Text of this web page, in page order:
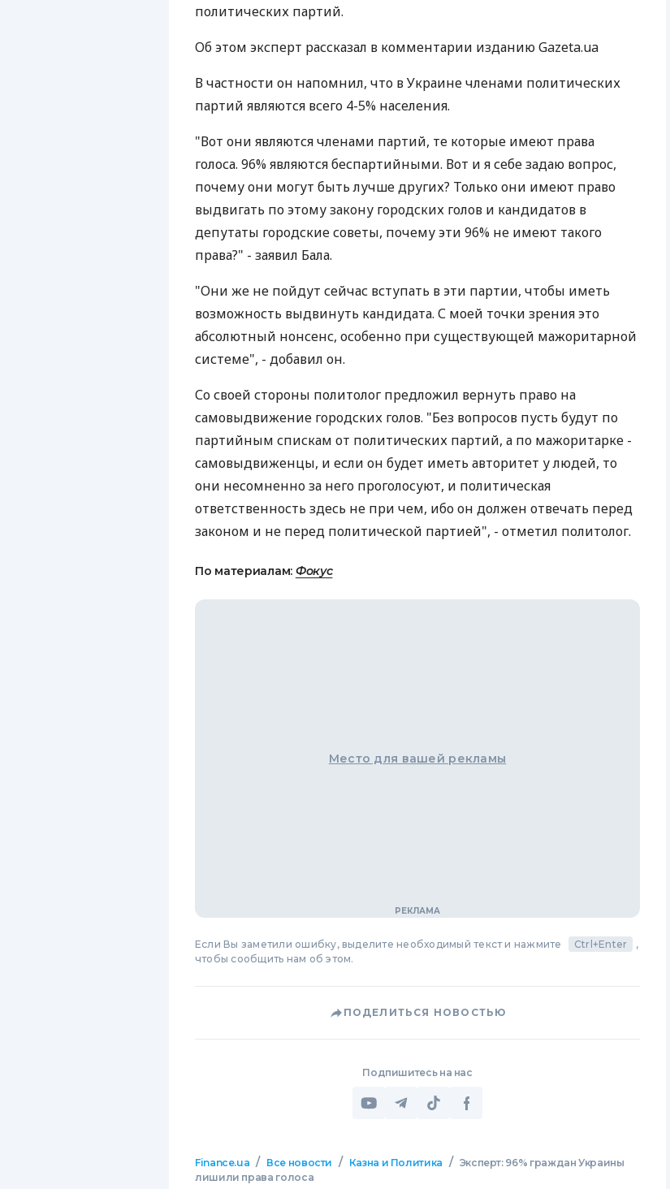
КЕШБЭКА
БАНКОВСКИМ КАРТАМ
политических партий.
Об этом эксперт рассказал в комментарии изданию Gazeta.ua
В частности он напомнил, что в Украине членами политических
партий являются всего 4-5% населения.
"Вот они являются членами партий, те которые имеют права
голоса. 96% являются беспартийными. Вот и я себе задаю вопрос,
почему они могут быть лучше других? Только они имеют право
выдвигать по этому закону городских голов и кандидатов в
депутаты городские советы, почему эти 96% не имеют такого
права?" - заявил Бала.
"Они же не пойдут сейчас вступать в эти партии, чтобы иметь
возможность выдвинуть кандидата. С моей точки зрения это
абсолютный нонсенс, особенно при существующей мажоритарной
системе", - добавил он.
Со своей стороны политолог предложил вернуть право на
самовыдвижение городских голов. "Без вопросов пусть будут по
партийным спискам от политических партий, а по мажоритарке -
самовыдвиженцы, и если он будет иметь авторитет у людей, то
они несомненно за него проголосуют, и политическая
ответственность здесь не при чем, ибо он должен отвечать перед
законом и не перед политической партией", - отметил политолог.
По материалам: Фокус
Место для вашей рекламы
Если Вы заметили ошибку, выделите необходимый текст и нажмите Ctrl+Enter
,
чтобы сообщить нам об этом.
ПОДЕЛИТЬСЯ НОВОСТЬЮ
Подпишитесь на нас
Finance.ua / Все новости / Казна и Политика / Эксперт: 96% граждан Украины
лишили права голоса